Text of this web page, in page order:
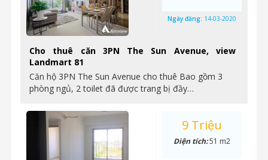
Cho thuê căn 3PN The Sun Avenue, view
Landmart 81
Căn hộ 3PN The Sun Avenue cho thuê Bao gồm 3
phòng ngủ, 2 toilet đã được trang bị đầy…
Ngày đăng: 14-03-2020
9 Triệu
Diện tích:51 m2